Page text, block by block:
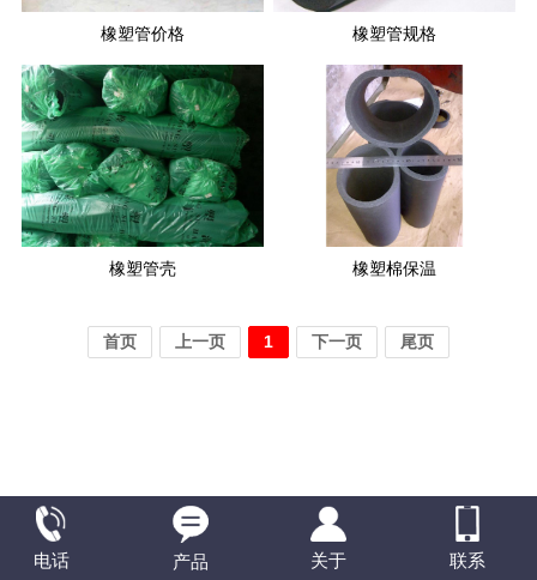
橡塑管价格 橡塑管规格
橡塑管壳 橡塑棉保温
首页 上一页 1 下一页 尾页
电话 产品 关于 联系